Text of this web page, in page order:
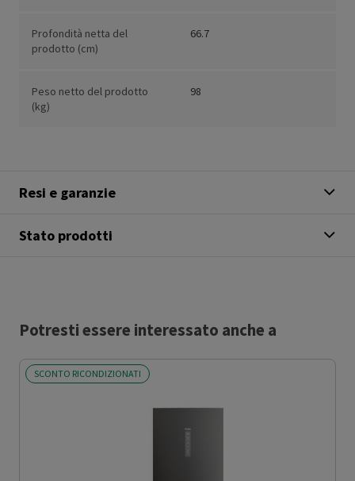
Profondità netta del
prodotto (cm)
66.7
Peso netto del prodotto
(kg)
98
Resi e garanzie
Stato prodotti
Potresti essere interessato anche a
SCONTO RICONDIZIONATI